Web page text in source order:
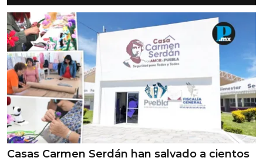
Casas Carmen Serdán han salvado a cientos